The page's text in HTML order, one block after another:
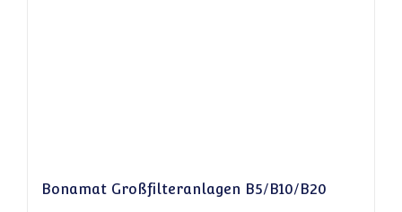
Bonamat Großfilteranlagen B5/B10/B20